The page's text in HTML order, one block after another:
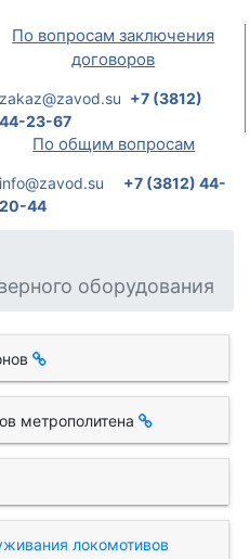
По вопросам заключения
договоров
zakaz@zavod.su +7 (3812)
44-23-67
По общим вопросам
info@zavod.su
+7 (3812) 44-
20-44
оборудования
метрополитена
локомотивов